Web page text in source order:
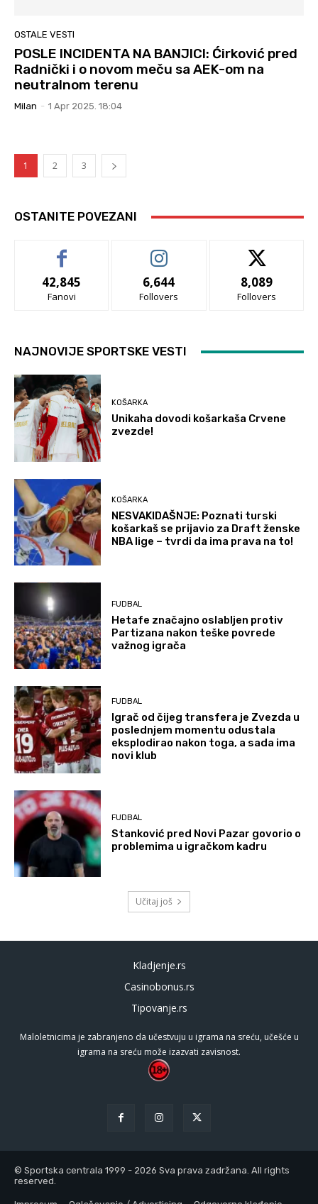
OSTALE VESTI
POSLE INCIDENTA NA BANJICI: Ćirković pred
Radnički i o novom meču sa AEK-om na
neutralnom terenu
Milan - 1 Apr 2025. 18:04
1 2 3
OSTANITE POVEZANI
42,845
Fanovi
6,644
Follovers
8,089
Follovers
NAJNOVIJE SPORTSKE VESTI
KOŠARKA
Unikaha dovodi košarkaša Crvene
zvezde!
KOŠARKA
NESVAKIDAŠNJE: Poznati turski
košarkaš se prijavio za Draft ženske
NBA lige – tvrdi da ima prava na to!
FUDBAL
Hetafe značajno oslabljen protiv
Partizana nakon teške povrede
važnog igrača
FUDBAL
Igrač od čijeg transfera je Zvezda u
poslednjem momentu odustala
eksplodirao nakon toga, a sada ima
novi klub
FUDBAL
Stanković pred Novi Pazar govorio o
problemima u igračkom kadru
Učitaj još
Kladjenje.rs
Casinobonus.rs
Tipovanje.rs
Maloletnicima je zabranjeno da učestvuju u igrama na sreću, učešće u
igrama na sreću može izazvati zavisnost.
© Sportska centrala 1999 - 2026 Sva prava zadržana. All rights
reserved.